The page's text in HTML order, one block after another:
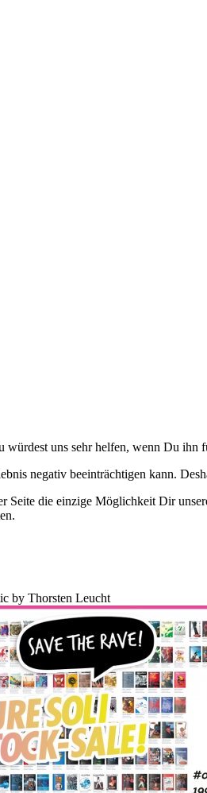
würdest uns sehr helfen, wenn Du ihn
negativ beeinträchtigen kann.
Seite die einzige Möglichkeit Dir
by Thorsten Leucht